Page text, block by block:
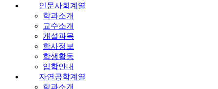
인문사회계열
학과소개
교수소개
개설과목
학사정보
학생활동
입학안내
자연공학계열
학과소개